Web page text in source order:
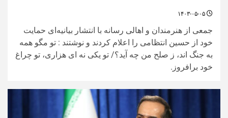
جمعی از هنرمندان و اهالی رسانه با انتشار بیانیه‌ای حمایت
خود از حسین انتظامی را اعلام کردند و نوشتند : تو مگو همه
به جنگ اند، ز صلح من چه آید؟/ تو یکی نه ای هزاری، تو چراغ
خود برافروز.